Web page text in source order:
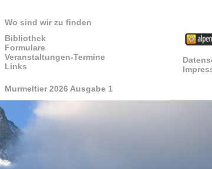
Wo sind wir zu finden
Bibliothek
Formulare
Veranstaltungen-Termine
Links
Murmeltier 2026 Ausgabe 1